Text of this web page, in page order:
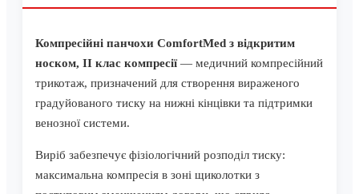
Компресійні панчохи ComfortMed з відкритим
носком, II клас компресії— медичний компресійний
трикотаж, призначений для створення вираженого
градуйованого тиску на нижні кінцівки та підтримки
венозної системи.
Виріб забезпечує фізіологічний розподіл тиску:
максимальна компресія в зоні щиколотки з